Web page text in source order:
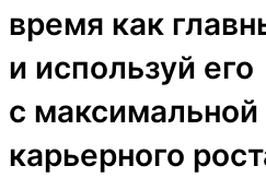
время как
и используй его
с
карьерного